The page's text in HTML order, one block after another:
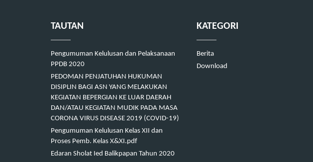
TAUTAN
Pengumuman Kelulusan dan Pelaksanaan
PPDB 2020
PEDOMAN PENJATUHAN HUKUMAN
DISIPLIN BAGI ASN YANG MELAKUKAN
KEGIATAN BEPERGIAN KE LUAR DAERAH
DAN/ATAU KEGIATAN MUDIK PADA MASA
CORONA VIRUS DISEASE 2019 (COVID-19)
Pengumuman Kelulusan Kelas XII dan
Proses Pemb. Kelas X&XI.pdf
Edaran Sholat Ied Balikpapan Tahun 2020
KATEGORI
Berita
Download